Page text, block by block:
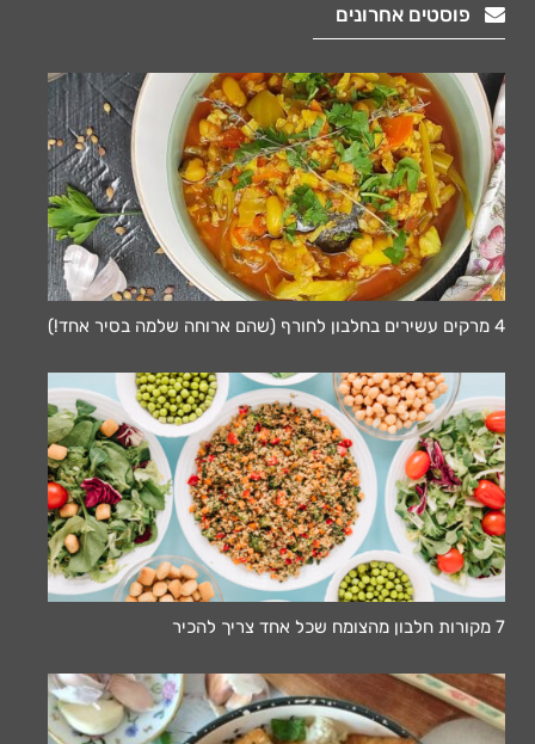
פוסטים אחרונים
4 מרקים עשירים בחלבון לחורף (שהם ארוחה שלמה בסיר אחד!)
7 מקורות חלבון מהצומח שכל אחד צריך להכיר